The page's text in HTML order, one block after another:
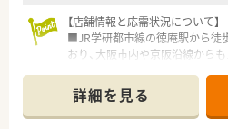
【店舗情報と応需状況について】
■JR学研都市線の徳庵駅から徒
おり、大阪市内や京阪沿線から
に1日平均40枚程度の処方箋を
■薬剤師は常時1名から2名体制
ットホームな環境で落ち着いて
詳細を見る